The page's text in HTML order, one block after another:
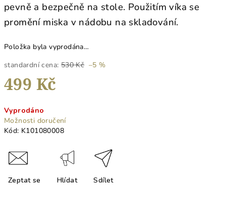
pevně a bezpečně na stole. Použitím víka se
promění miska v nádobu na skladování.
Položka byla vyprodána…
standardní cena: 530 Kč –5 %
499 Kč
cena:
Vyprodáno
Možnosti doručení
Kód: K101080008
Zeptat se Hlídat Sdílet